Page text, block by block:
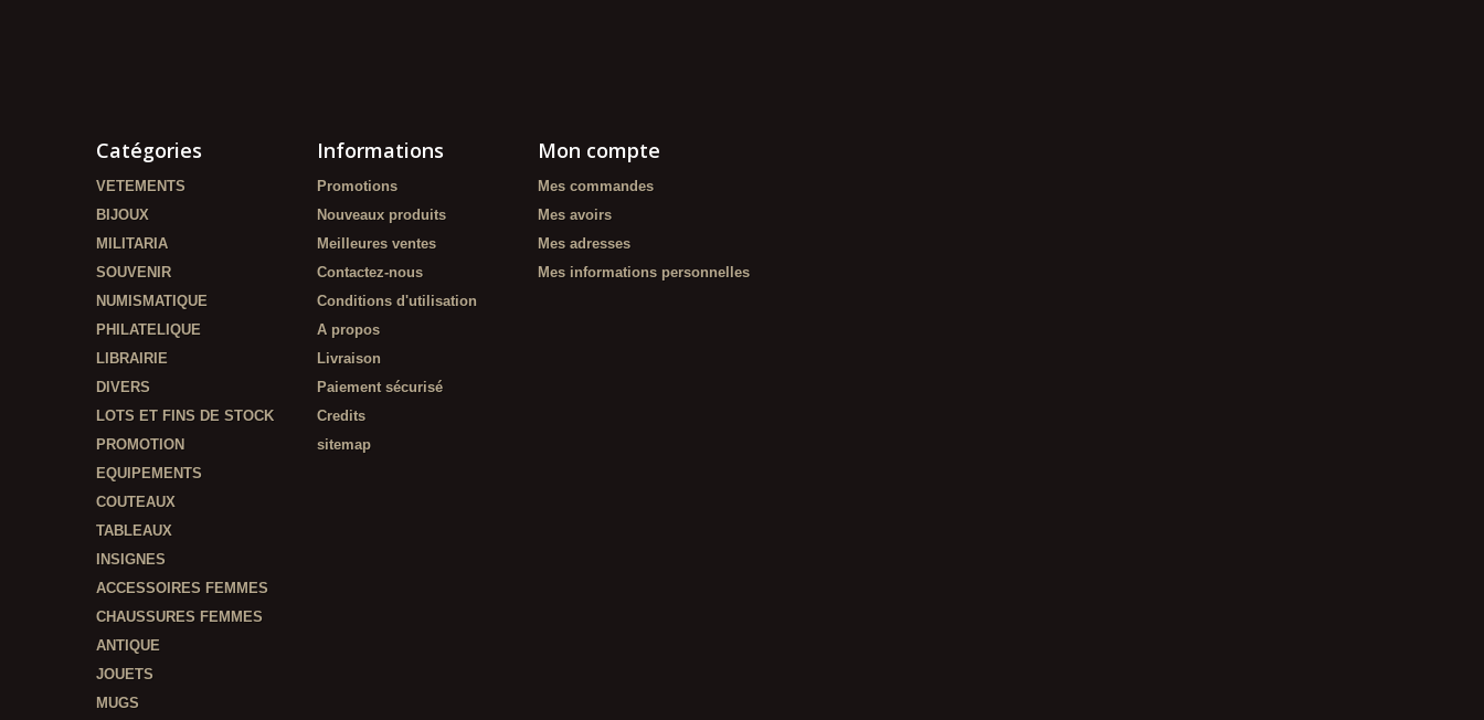
Catégories
VETEMENTS
BIJOUX
MILITARIA
SOUVENIR
NUMISMATIQUE
PHILATELIQUE
LIBRAIRIE
DIVERS
LOTS ET FINS DE STOCK
PROMOTION
EQUIPEMENTS
COUTEAUX
TABLEAUX
INSIGNES
ACCESSOIRES FEMMES
CHAUSSURES FEMMES
ANTIQUE
JOUETS
MUGS
Informations
Promotions
Nouveaux produits
Meilleures ventes
Contactez-nous
Conditions d'utilisation
A propos
Livraison
Paiement sécurisé
Credits
sitemap
Mon compte
Mes commandes
Mes avoirs
Mes adresses
Mes informations personnelles